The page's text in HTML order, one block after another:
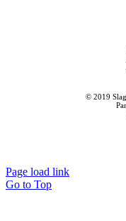
© 2019
Page load link
Go to Top